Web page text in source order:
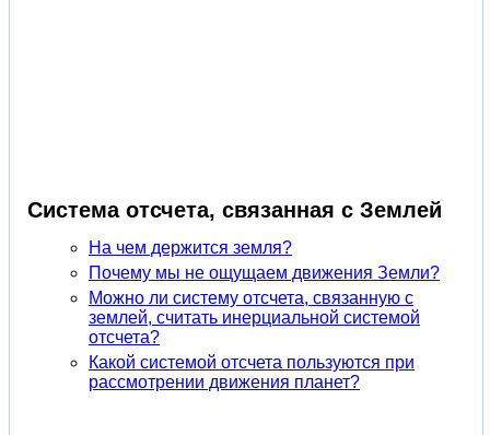
Система отсчета, связанная с Землей
На чем держится земля?
Почему мы не ощущаем движения Земли?
Можно ли систему отсчета, связанную с
землей, считать инерциальной системой
отсчета?
Какой системой отсчета пользуются при
рассмотрении движения планет?